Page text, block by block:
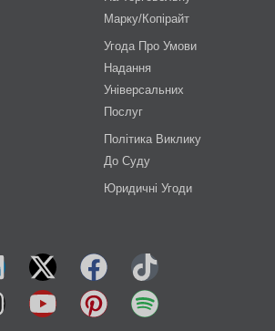
Марку/копірайт
Угода Про Умови
Надання
Універсальних
Послуг
Політика Виклику
До Суду
Юридичні Угоди